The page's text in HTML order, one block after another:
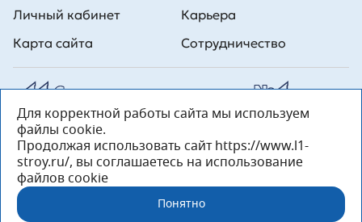
Личный кабинет
Карта сайта
Карьера
Сотрудничество
Все права на публикуемые на сайте материалы принадлежат
ООО Л1 Строительная комания №1. Любая информация,
представленная на данном сайте, носит исключительно
информационный характер и ни при каких условиях не является
публичной офертой, определяемой положениями статьи 437 ГК РФ.
«ООО «Л1 Строительная Компания №1» 196233, Санкт-Петербург, ул.
Орджоникидзе, д. 52, литер А, пом. 92-Н, офис 4 ИНН 7810269443,
ОГРН 1027804853559»
Для корректной работы сайта мы используем
файлы cookie.
Продолжая использовать сайт https://www.l1-
stroy.ru/, вы соглашаетесь на использование
файлов cookie
Понятно